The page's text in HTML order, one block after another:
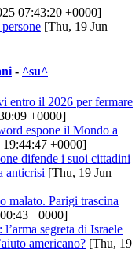
07:43:20 +0000]
[Thu, 19 Jun
- ^su^
entro il 2026 per fermare
+0000]
espone il Mondo a
+0000]
difende i suoi cittadini
anticrisi [Thu, 19 Jun
malato. Parigi trascina
+0000]
segreta di Israele
americano? [Thu, 19